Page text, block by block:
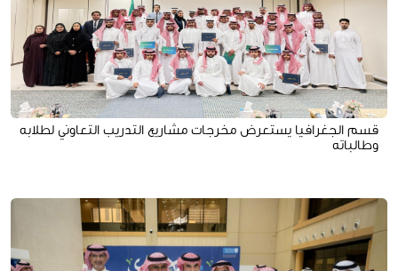
قسم الجغرافيا يستعرض مخرجات مشاريع التدريب التعاوني لطلابه
وطالباته